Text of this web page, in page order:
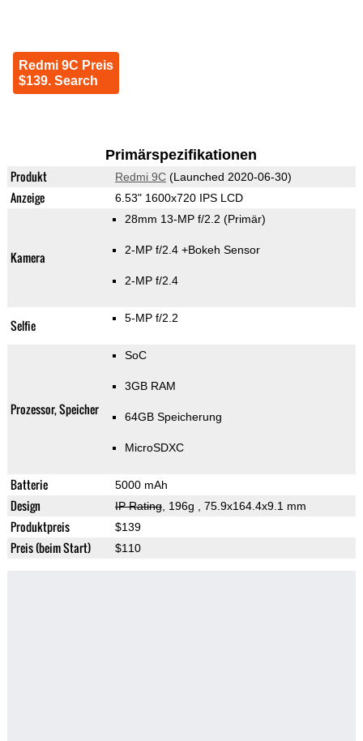
Redmi 9C Preis
$139. Search
Primärspezifikationen
Produkt Redmi 9C(Launched 2020-06-30)
Anzeige 6.53" 1600x720 IPS LCD
Kamera
28mm 13-MP f/2.2 (Primär)
2-MP f/2.4 +Bokeh Sensor
2-MP f/2.4
Selfie 5-MP f/2.2
Prozessor, Speicher
SoC
3GB RAM
64GB Speicherung
MicroSDXC
Batterie 5000 mAh
Design IP Rating, 196g , 75.9x164.4x9.1 mm
Produktpreis $139
Preis (beim Start) $110